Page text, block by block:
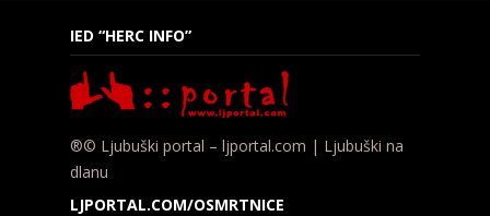
IED “HERC INFO”
®© Ljubuški portal – ljportal.com | Ljubuški na
dlanu
LJPORTAL.COM/OSMRTNICE